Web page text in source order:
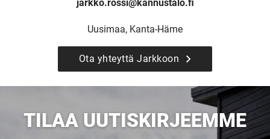
jarkko.rossi@kannustalo.fi
Uusimaa, Kanta-Häme
Ota yhteyttä Jarkkoon
TILAA UUTISKIRJEEMME
UUSI
UNELMISTA
KODIKSI-